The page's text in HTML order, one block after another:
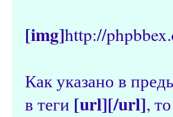
[img]http://
Как указано в
в теги [url][/url],